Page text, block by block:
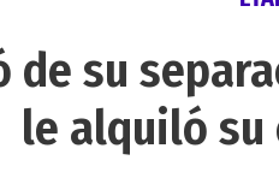
de su
le alquiló su